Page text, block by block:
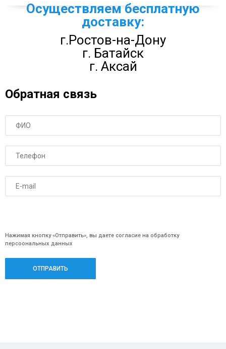
Осуществляем бесплатную
доставку:
г.Ростов-на-Дону
г. Батайск
г. Аксай
Обратная связь
Нажимая кнопку «Oтправить», вы даете согласие на обработку
персоональных данных
ОТПРАВИТЬ